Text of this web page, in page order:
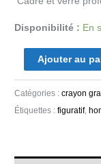
Disponibilité : En
Ajouter au
Catégories :crayon
Étiquettes :figuratif,